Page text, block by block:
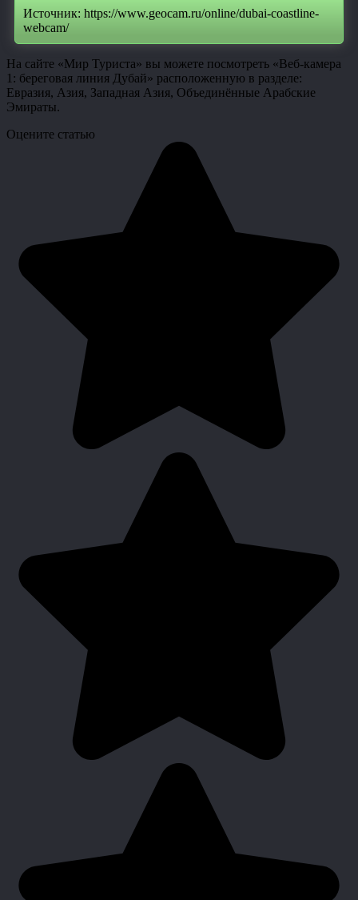
Источник: https://www.geocam.ru/online/dubai-coastline-
webcam/
На сайте «Мир Туриста» вы можете посмотреть «Веб-камера
1: береговая линия Дубай» расположенную в разделе:
Евразия, Азия, Западная Азия, Объединённые Арабские
Эмираты.
Оцените статью